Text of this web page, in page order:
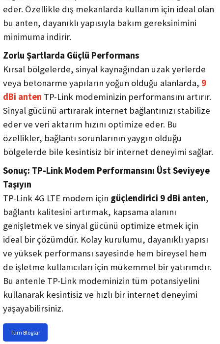
eder. Özellikle dış mekanlarda kullanım için ideal olan
bu anten, dayanıklı yapısıyla bakım gereksinimini
minimuma indirir.
Zorlu Şartlarda Güçlü Performans
Kırsal bölgelerde, sinyal kaynağından uzak yerlerde
veya betonarme yapıların yoğun olduğu alanlarda, 9
dBi anten TP-Link modeminizin performansını artırır.
Sinyal gücünü artırarak internet bağlantınızı stabilize
eder ve veri aktarım hızını optimize eder. Bu
özellikler, bağlantı sorunlarının yaygın olduğu
bölgelerde bile kesintisiz bir internet deneyimi sağlar.
Sonuç: TP-Link Modem Performansını Üst Seviyeye
Taşıyın
TP-Link 4G LTE modem için güçlendirici 9 dBi anten,
bağlantı kalitesini artırmak, kapsama alanını
genişletmek ve sinyal gücünü optimize etmek için
ideal bir çözümdür. Kolay kurulumu, dayanıklı yapısı
ve yüksek performansı sayesinde hem bireysel hem
de işletme kullanıcıları için mükemmel bir yatırımdır.
Bu antenle TP-Link modeminizin tüm potansiyelini
kullanarak kesintisiz ve hızlı bir internet deneyimi
yaşayabilirsiniz.
Tüm Bloglar